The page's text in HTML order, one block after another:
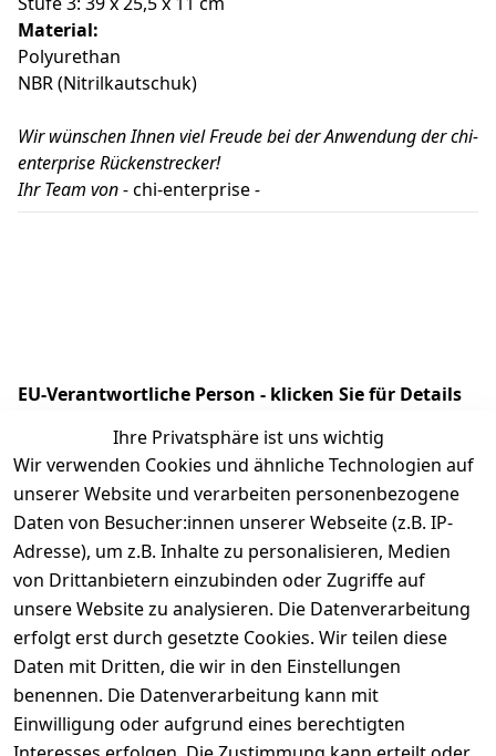
Material:
Polyurethan
NBR (Nitrilkautschuk)
Wir wünschen Ihnen viel Freude bei der Anwendung der chi-
enterprise Rückenstrecker!
Ihr Team von -chi-enterprise-
EU-Verantwortliche Person - klicken Sie für Details
Ihre Privatsphäre ist uns wichtig
Wir verwenden Cookies und ähnliche Technologien auf
unserer Website und verarbeiten personenbezogene
Daten von Besucher:innen unserer Webseite (z.B. IP-
Adresse), um z.B. Inhalte zu personalisieren, Medien
von Drittanbietern einzubinden oder Zugriffe auf
unsere Website zu analysieren. Die Datenverarbeitung
erfolgt erst durch gesetzte Cookies. Wir teilen diese
Daten mit Dritten, die wir in den Einstellungen
benennen. Die Datenverarbeitung kann mit
Einwilligung oder aufgrund eines berechtigten
Rechtliches
AGB
Impressum
Kontakt
Kontakt
Registrieren